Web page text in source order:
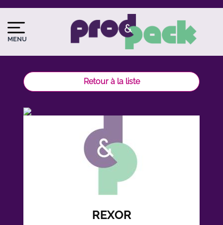
Aller
contenu
principal
MENU
Image
du
logo
Image
Retour à la liste
REXOR